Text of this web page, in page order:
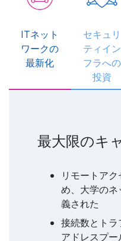
ITネット
ワークの
最新化
セキュリ
ティイン
フラへの
投資
最大限のキ
リモートア
め、大学の
義された
接続数とト
アドレスプ